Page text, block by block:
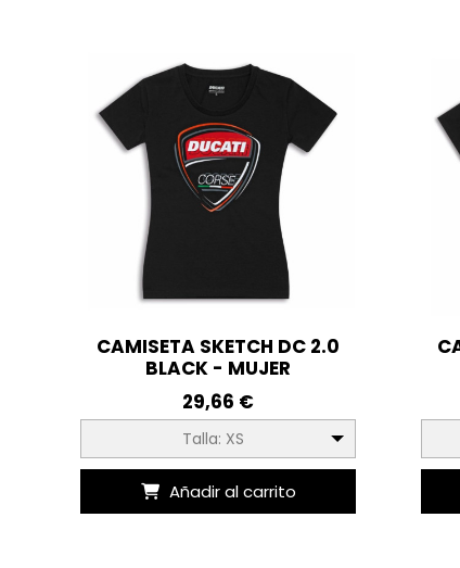
CAMISETA SKETCH DC 2.0
BLACK - MUJER
29,66 €
Talla: XS
Añadir al carrito